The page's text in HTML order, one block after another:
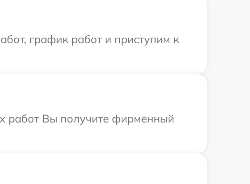
график работ и приступим к
работ Вы получите фирменный